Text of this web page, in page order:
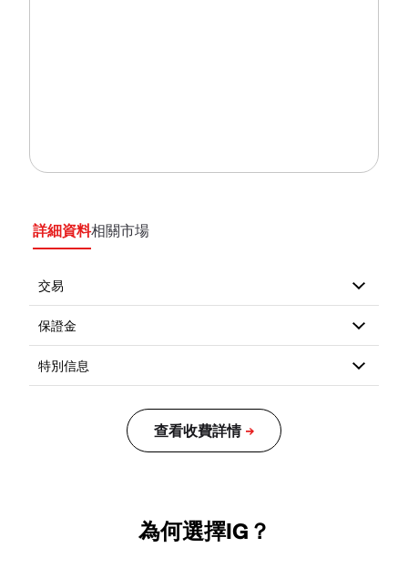
詳細資料相關市場
為何選擇IG？